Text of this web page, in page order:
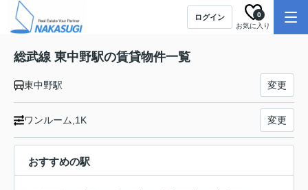
ログイン
お気に入り
0
総武線 東中野駅の賃貸物件一覧
東中野駅 変更
ワンルーム,1K 変更
おすすめの駅